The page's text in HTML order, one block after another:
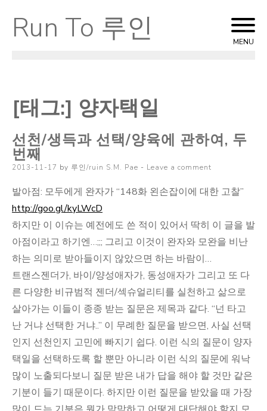
Skip
to
Run To 루인 MENU
[태그:] 양자택일
선천/생득과 선택/양육에 관하여, 두
번째
Posted
2013-11-17 by 루인/ruin S.M. Pae Leave a comment
발아점: 모두에게 완자가 “148화 왼손잡이에 대한 고찰”
http://goo.gl/kyLWcD
하지만 이 이슈는 예전에도 쓴 적이 있어서 딱히 이 글을 발
아점이라고 하기엔…;;; 그리고 이것이 완자와 모완을 비난
하는 의미로 받아들이지 않았으면 하는 바람이…
트랜스젠더가, 바이/양성애자가, 동성애자가 그리고 또 다
른 다양한 비규범적 젠더/섹슈얼리티를 실천하고 삶으로
살아가는 이들이 종종 받는 질문은 제목과 같다. “넌 타고
난 거냐 선택한 거냐..” 이 무례한 질문을 받으면, 사실 선택
인지 선천인지 고민에 빠지기 쉽다. 이런 식의 질문이 양자
택일을 선택하도록 할 뿐만 아니라 이런 식의 질문에 워낙
많이 노출되다보니 질문 받은 내가 답을 해야 할 것만 같은
기분이 들기 때문이다. 하지만 이런 질문을 받았을 때 가장